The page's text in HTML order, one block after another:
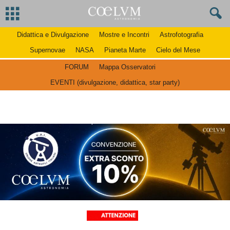
Didattica e Divulgazione Mostre e Incontri
Astrofotografia
Supernovae
NASA Pianeta Marte Cielo del Mese
FORUM
Mappa Osservatori
EVENTI (divulgazione, didattica, star party)